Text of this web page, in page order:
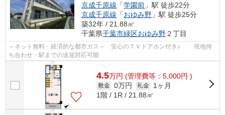
京成千原線 「学園前 」駅 徒歩22分
京成千原線 「おゆみ野 」駅 徒歩25分
築32年 / 21.88㎡
千葉県千葉市緑区おゆみ野２丁目
～ネット無料・経済的な都市ガス～ 安心のＴＶドアホン付き♪ 現地待
ち合わせ・駅までの送迎対応可能
4.5万円 (管理費等：5,000円 )
敷金 0万円 礼金
1ヶ月
1階 / 1R / 21.88㎡